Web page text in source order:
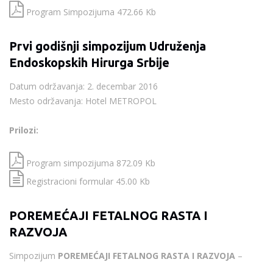
Program Simpozijuma 472.66 Kb
Prvi godišnji simpozijum Udruženja
Endoskopskih Hirurga Srbije
Datum održavanja: 2. decembar 2016
Mesto održavanja: Hotel METROPOL
Prilozi:
Program simpozijuma 872.09 Kb
Registracioni formular 45.00 Kb
POREMEĆAJI FETALNOG RASTA I
RAZVOJA
Simpozijum POREMEĆAJI FETALNOG RASTA I RAZVOJA –